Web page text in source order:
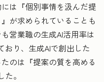
は『個別事情を汲んだ提
が求められていることも
営業職の生成AI活用率は
おり、生成AIで創出した
のは『提案の質を高める
。